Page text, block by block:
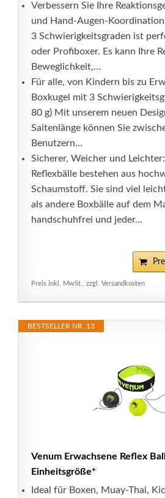
Verbessern Sie Ihre
und Hand-Augen-
3 Schwierigkeitsgraden ist
oder Profiboxer. Es kann Ihre
Beweglichkeit,...
Für alle, von Kindern bis zu
Boxkugel mit 3
80 g) Mit unserem neuen
Saitenlänge können Sie
Benutzern...
Sicherer, Weicher und
Reflexbälle bestehen aus
Schaumstoff. Sie sind viel
als andere Boxbälle auf dem
handschuhfrei und jeder...
Preis inkl. MwSt., zzgl. Versandkosten
BESTSELLER NR. 13
Venum Erwachsene Reflex
Einheitsgröße*
Ideal für Boxen, Muay-Thai,